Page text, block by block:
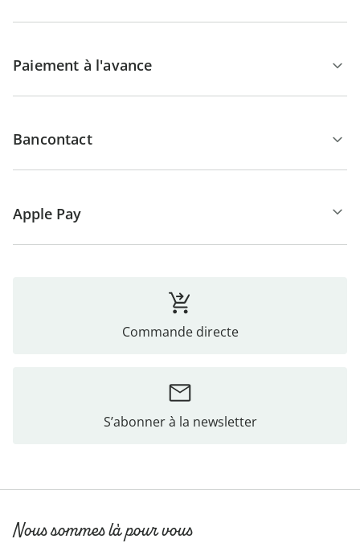
Paiement à l'avance
Bancontact
Apple Pay
Commande directe
S’abonner à la newsletter
Nous sommes là pour vous